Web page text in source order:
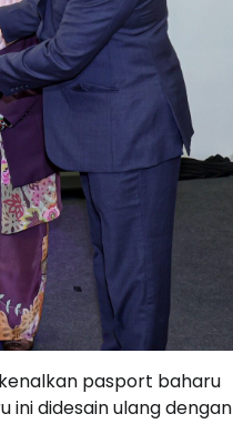
pasport baharu
ini didesain ulang dengan